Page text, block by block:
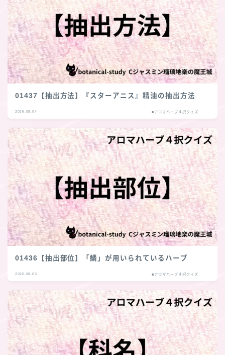
01437【抽出方法】『スターアニス』精油の抽出方法
2026.08.04 ■アロマハーブ４択クイズ
01436【抽出部位】「鱗」が用いられているハーブ
2026.08.03 ■アロマハーブ４択クイズ